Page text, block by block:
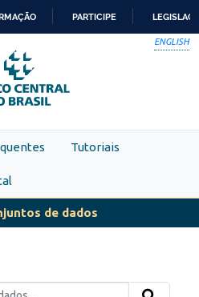
PARA
O
CONTEÚDO
PARTICIPE
ENGLISH
Tutoriais
de dados